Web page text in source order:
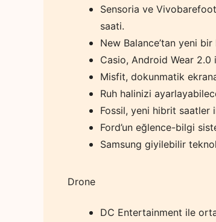
Sensoria ve
saati.
New Balance’tan yeni
Casio, Android Wear 2.0
Misfit, dokunmatik
Ruh halinizi
Fossil, yeni hibrit saatler
Ford’un eğlence-bilgi
Samsung giyilebilir
Drone
DC Entertainment ile